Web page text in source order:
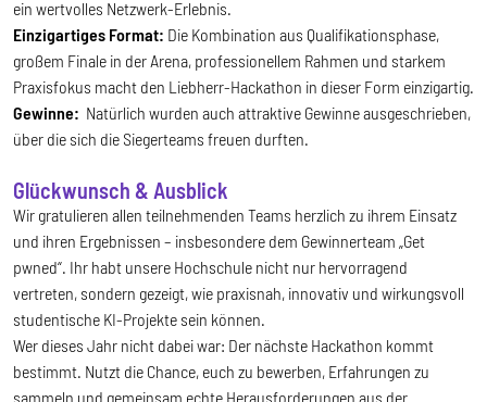
ein wertvolles Netzwerk-Erlebnis.
Einzigartiges Format: Die Kombination aus Qualifikationsphase,
großem Finale in der Arena, professionellem Rahmen und starkem
Praxisfokus macht den Liebherr-Hackathon in dieser Form einzigartig.
Gewinne: Natürlich wurden auch attraktive Gewinne ausgeschrieben,
über die sich die Siegerteams freuen durften.
Glückwunsch & Ausblick
Wir gratulieren allen teilnehmenden Teams herzlich zu ihrem Einsatz
und ihren Ergebnissen – insbesondere dem Gewinnerteam „Get
pwned“. Ihr habt unsere Hochschule nicht nur hervorragend
vertreten, sondern gezeigt, wie praxisnah, innovativ und wirkungsvoll
studentische KI-Projekte sein können.
Wer dieses Jahr nicht dabei war: Der nächste Hackathon kommt
bestimmt. Nutzt die Chance, euch zu bewerben, Erfahrungen zu
sammeln und gemeinsam echte Herausforderungen aus der